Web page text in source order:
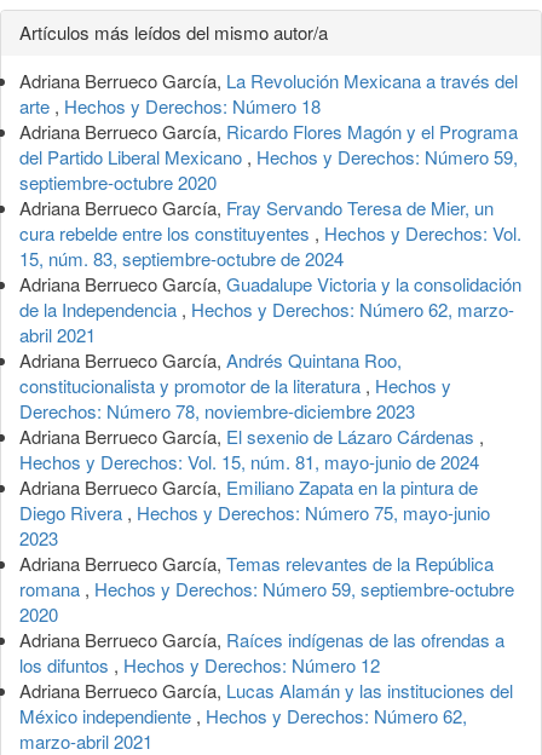
Detalles
del
artículo
Artículos más leídos del mismo autor/a
Adriana Berrueco García, La Revolución Mexicana a través del
arte , Hechos y Derechos: Número 18
Adriana Berrueco García, Ricardo Flores Magón y el Programa
del Partido Liberal Mexicano , Hechos y Derechos: Número 59,
septiembre-octubre 2020
Adriana Berrueco García, Fray Servando Teresa de Mier, un
cura rebelde entre los constituyentes , Hechos y Derechos: Vol.
15, núm. 83, septiembre-octubre de 2024
Adriana Berrueco García, Guadalupe Victoria y la consolidación
de la Independencia , Hechos y Derechos: Número 62, marzo-
abril 2021
Adriana Berrueco García, Andrés Quintana Roo,
constitucionalista y promotor de la literatura , Hechos y
Derechos: Número 78, noviembre-diciembre 2023
Adriana Berrueco García, El sexenio de Lázaro Cárdenas ,
Hechos y Derechos: Vol. 15, núm. 81, mayo-junio de 2024
Adriana Berrueco García, Emiliano Zapata en la pintura de
Diego Rivera , Hechos y Derechos: Número 75, mayo-junio
2023
Adriana Berrueco García, Temas relevantes de la República
romana , Hechos y Derechos: Número 59, septiembre-octubre
2020
Adriana Berrueco García, Raíces indígenas de las ofrendas a
los difuntos , Hechos y Derechos: Número 12
Adriana Berrueco García, Lucas Alamán y las instituciones del
México independiente , Hechos y Derechos: Número 62,
marzo-abril 2021